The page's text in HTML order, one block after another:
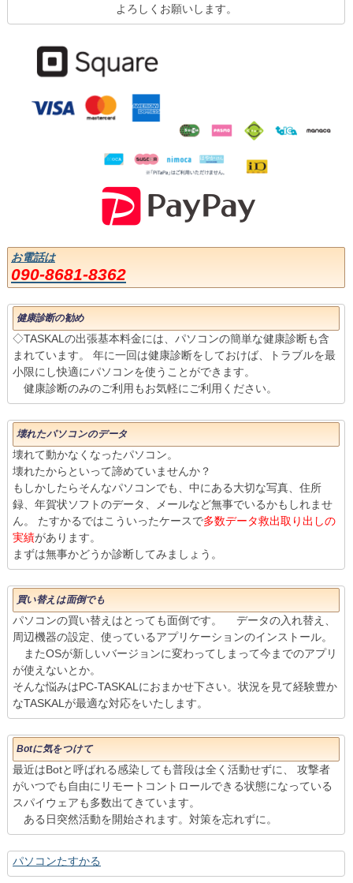
よろしくお願いします。
お電話は
090-8681-8362
健康診断の勧め
◇TASKALの出張基本料金には、パソコンの簡単な健康診断も含
まれています。 年に一回は健康診断をしておけば、トラブルを最
小限にし快適にパソコンを使うことができます。
健康診断のみのご利用もお気軽にご利用ください。
壊れたパソコンのデータ
壊れて動かなくなったパソコン。
壊れたからといって諦めていませんか？
もしかしたらそんなパソコンでも、中にある大切な写真、住所
録、年賀状ソフトのデータ、メールなど無事でいるかもしれませ
ん。 たすかるではこういったケースで多数データ救出取り出しの
実績があります。
まずは無事かどうか診断してみましょう。
買い替えは面倒でも
パソコンの買い替えはとっても面倒です。 データの入れ替え、
周辺機器の設定、使っているアプリケーションのインストール。
またOSが新しいバージョンに変わってしまって今までのアプリ
が使えないとか。
そんな悩みはPC-TASKALにおまかせ下さい。状況を見て経験豊か
なTASKALが最適な対応をいたします。
Botに気をつけて
最近はBotと呼ばれる感染しても普段は全く活動せずに、 攻撃者
がいつでも自由にリモートコントロールできる状態になっている
スパイウェアも多数出てきています。
ある日突然活動を開始されます。対策を忘れずに。
パソコンたすかる